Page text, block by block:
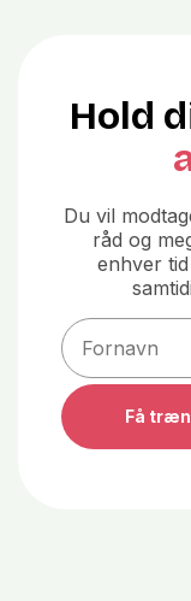
Hold
Du vil
råd og
enhver
Få